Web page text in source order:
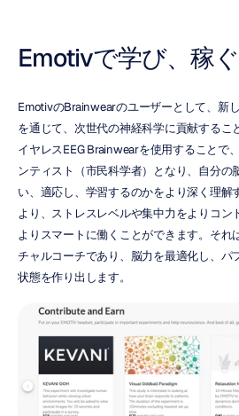
Emotivで学び、稼
EmotivのBrainwearのユーザーとして、新
を通じて、次世代の神経科学に貢献するこ
イヤレスEEG Brainwearを使用することで
ンティスト（市民科学者）となり、自分の
い、適応し、学習するのかをより深く理解
より、ストレスレベルや集中力をよりコン
よりスマートに働くことができます。それ
チャルコーチであり、脳力を最適化し、パ
状態を作り出します。